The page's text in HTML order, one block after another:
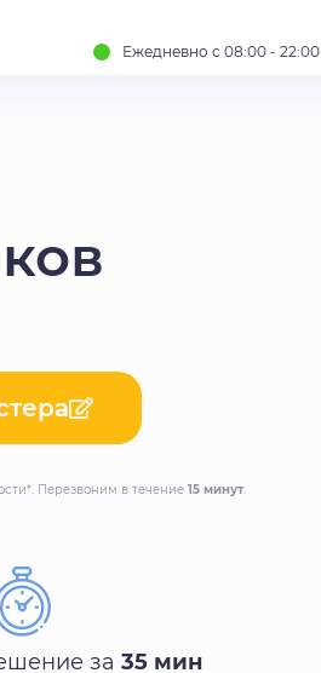
Ежедневно с 08:00 - 22:00
Перезвоним в течение 15 минут.
за 35 мин